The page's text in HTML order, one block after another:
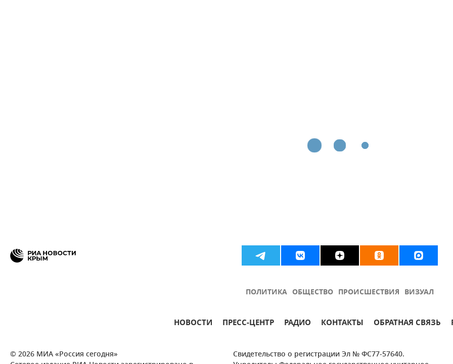
ПОЛИТИКА ОБЩЕСТВО ПРОИСШЕСТВИЯ ВИЗУАЛ
НОВОСТИ ПРЕСС-ЦЕНТР РАДИО КОНТАКТЫ ОБРАТНАЯ СВЯЗЬ
© 2026 МИА «Россия сегодня»
Свидетельство о регистрации Эл № ФС77-57640.